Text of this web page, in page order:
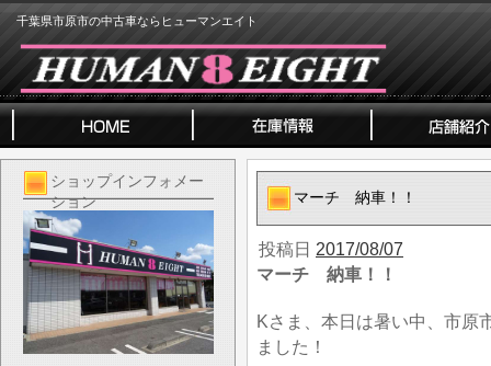
千葉県市原市の中古車ならヒューマンエイト
ショップインフォメー
ション
マーチ 納車！！
投稿日 2017/08/07
マーチ 納車！！
Kさま、本日は暑い中、市原
ました！